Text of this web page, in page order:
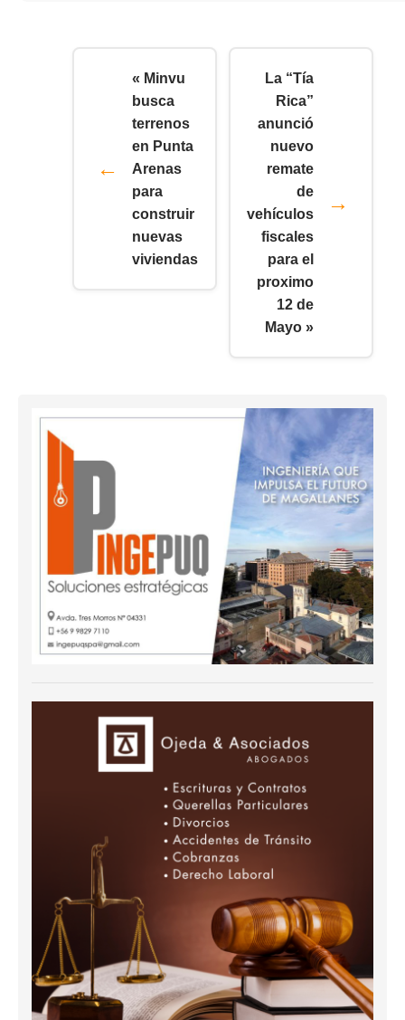
« Minvu
busca
terrenos
en Punta
Arenas
para
construir
nuevas
viviendas
La “Tía
Rica”
anunció
nuevo
remate
de
vehículos
fiscales
para el
proximo
12 de
Mayo »